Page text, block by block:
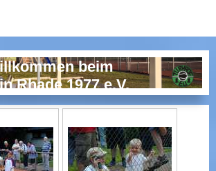
beim
Rhade 1977 e.V.